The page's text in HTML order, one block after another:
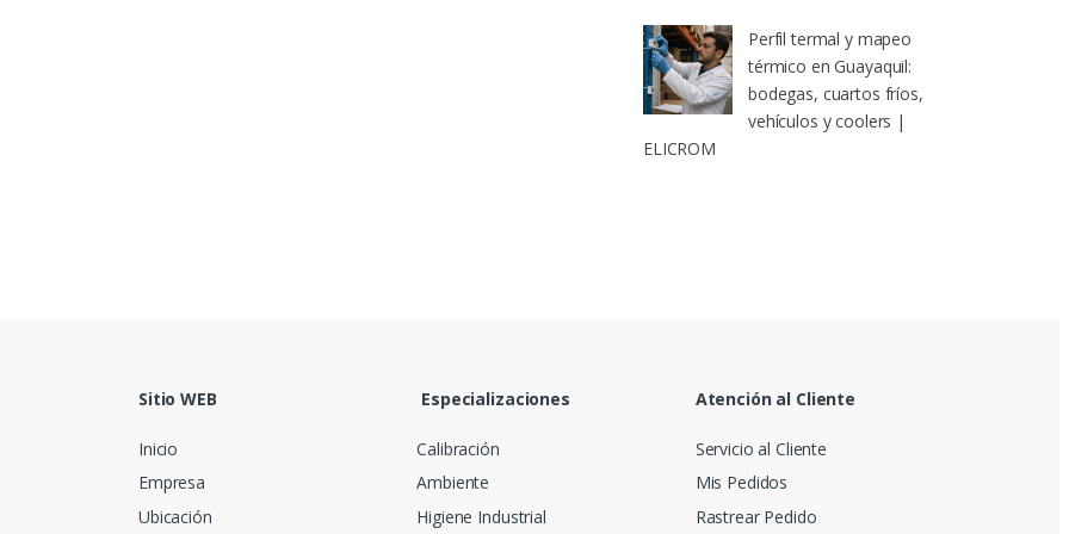
Perfil termal y mapeo
térmico en Guayaquil:
bodegas, cuartos fríos,
vehículos y coolers |
ELICROM
Sitio WEB
Inicio
Empresa
Ubicación
Especializaciones
Calibración
Ambiente
Higiene Industrial
Atención al Cliente
Servicio al Cliente
Mis Pedidos
Rastrear Pedido